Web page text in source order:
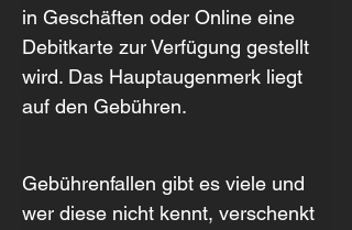
in Geschäften oder Online eine
Debitkarte zur Verfügung gestellt
wird. Das Hauptaugenmerk liegt
auf den Gebühren.
Gebührenfallen gibt es viele und
wer diese nicht kennt, verschenkt